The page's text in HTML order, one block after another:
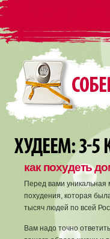
как похудеть
Перед вами
похудения, которая
тысяч людей по всей
Вам надо точно